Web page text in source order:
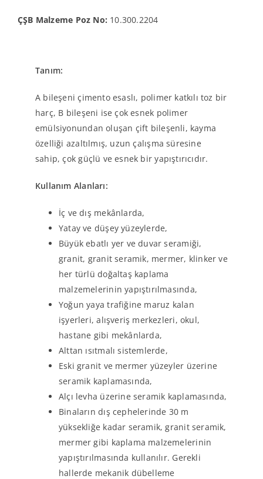
ÇŞB Malzeme Poz No: 10.300.2204
Tanım:
A bileşeni çimento esaslı, polimer katkılı toz bir
harç, B bileşeni ise çok esnek polimer
emülsiyonundan oluşan çift bileşenli, kayma
özelliği azaltılmış, uzun çalışma süresine
sahip, çok güçlü ve esnek bir yapıştırıcıdır.
Kullanım Alanları:
İç ve dış mekânlarda,
Yatay ve düşey yüzeylerde,
Büyük ebatlı yer ve duvar seramiği,
granit, granit seramik, mermer, klinker ve
her türlü doğaltaş kaplama
malzemelerinin yapıştırılmasında,
Yoğun yaya trafiğine maruz kalan
işyerleri, alışveriş merkezleri, okul,
hastane gibi mekânlarda,
Alttan ısıtmalı sistemlerde,
Eski granit ve mermer yüzeyler üzerine
seramik kaplamasında,
Alçı levha üzerine seramik kaplamasında,
Binaların dış cephelerinde 30 m
yüksekliğe kadar seramik, granit seramik,
mermer gibi kaplama malzemelerinin
yapıştırılmasında kullanılır. Gerekli
hallerde mekanik dübelleme